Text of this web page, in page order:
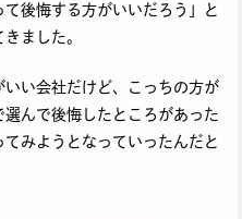
て後悔する方がいいだろう」と
ました。
い会社だけど、こっちの方が
んで後悔したところがあった
みようとなっていったんだと